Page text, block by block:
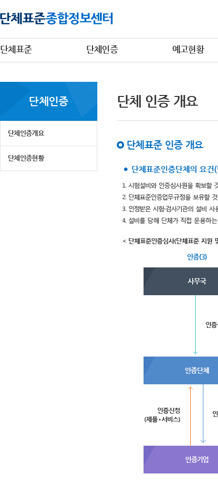
단체표준 단체인증 예고현황
단체인증
단체인증개요
단체인증현황
단체 인증 개요
단체표준 인증 개요